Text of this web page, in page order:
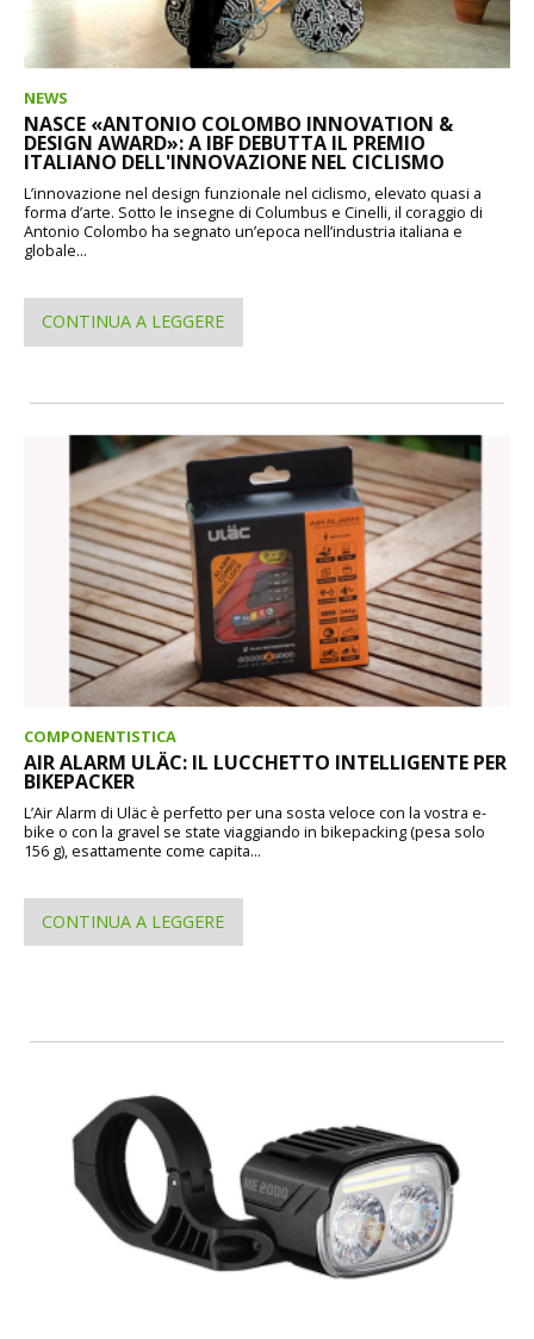
NEWS
NASCE «ANTONIO COLOMBO INNOVATION &
DESIGN AWARD»: A IBF DEBUTTA IL PREMIO
ITALIANO DELL'INNOVAZIONE NEL CICLISMO
L’innovazione nel design funzionale nel ciclismo, elevato quasi a
forma d’arte. Sotto le insegne di Columbus e Cinelli, il coraggio di
Antonio Colombo ha segnato un’epoca nell’industria italiana e
globale...
CONTINUA A LEGGERE
COMPONENTISTICA
AIR ALARM ULÄC: IL LUCCHETTO INTELLIGENTE PER
BIKEPACKER
L’Air Alarm di Uläc è perfetto per una sosta veloce con la vostra e-
bike o con la gravel se state viaggiando in bikepacking (pesa solo
156 g), esattamente come capita...
CONTINUA A LEGGERE